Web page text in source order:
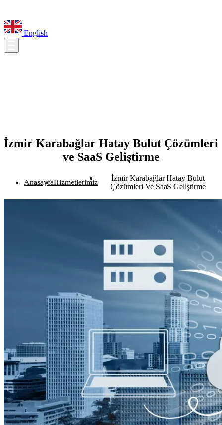
English
İzmir Karabağlar Hatay Bulut Çözümleri
ve SaaS Geliştirme
AnasayfaHizmetlerimiz
İzmir Karabağlar Hatay Bulut
Çözümleri Ve SaaS Geliştirme